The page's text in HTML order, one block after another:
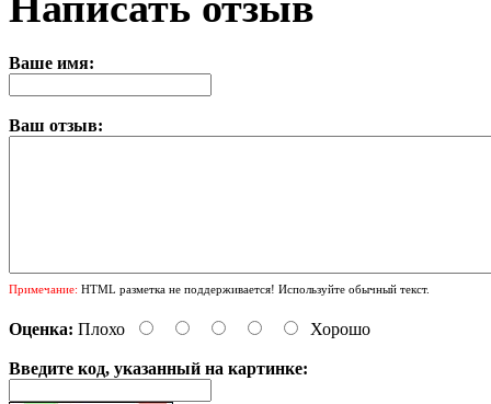
Ваше имя:
Ваш отзыв:
Примечание: HTML разметка не поддерживается! Используйте обычный текст.
Оценка: Плохо Хорошо
Введите код, указанный на картинке: